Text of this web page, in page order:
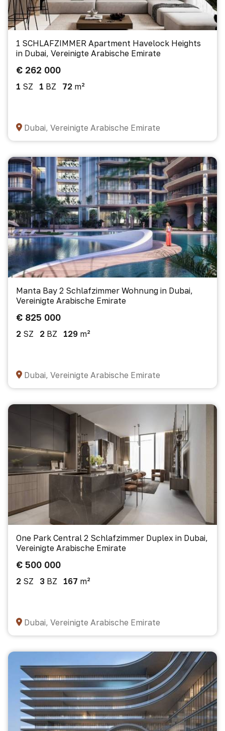
1 SCHLAFZIMMER Apartment Havelock Heights
in Dubai, Vereinigte Arabische Emirate
€ 262 000
1 SZ 1 BZ 72 m²
Dubai, Vereinigte Arabische Emirate
Manta Bay 2 Schlafzimmer Wohnung in Dubai,
Vereinigte Arabische Emirate
€ 825 000
2 SZ 2 BZ 129 m²
Dubai, Vereinigte Arabische Emirate
One Park Central 2 Schlafzimmer Duplex in Dubai,
Vereinigte Arabische Emirate
€ 500 000
2 SZ 3 BZ 167 m²
Dubai, Vereinigte Arabische Emirate